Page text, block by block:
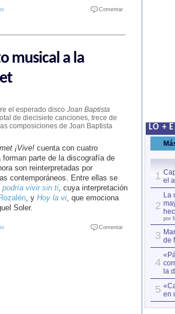
Comentar
musical a la
el esperado disco Joan Baptista
de diecisiete canciones, trece de
composiciones de Joan Baptista
¡Vive!cuenta con cuatro
parte de la discografía de
son reinterpretadas por
contemporáneos. Entre ellas se
podría vivir sin ti, cuya interpretación
Rozalén, y Hoy la vi, que emociona
Soler.
Comentar
LO +
1 el
2
La
por
3 de
4
la
5 en